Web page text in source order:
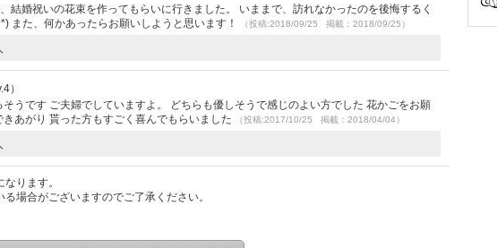
結婚祝いの花束を作ってもらいに行きました。 いままで、訪れなかったのを後悔するく
また、何かあったらお願いしようと思います！
（投稿:2018/09/25 掲載：2018/09/25）
）
うです ご夫婦でしていますよ。 どちらも優しそうで感じのよい方でした 花かごをお願
あがり 貰った方もすごく喜んでもらいました
（投稿:2017/10/25 掲載：2018/04/04）
ります。
場合がございますのでご了承ください。